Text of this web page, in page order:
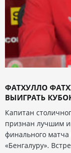
ФАТХУЛЛО
ВЫИГРАТЬ
Капитан
признан лучшим
финального
«Бенгалуру».